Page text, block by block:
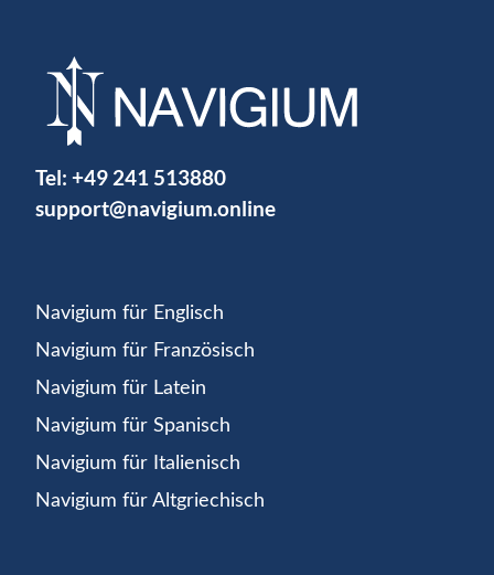
Tel: +49 241 513880
support@navigium.online
Navigium für Englisch
Navigium für Französisch
Navigium für Latein
Navigium für Spanisch
Navigium für Italienisch
Navigium für Altgriechisch